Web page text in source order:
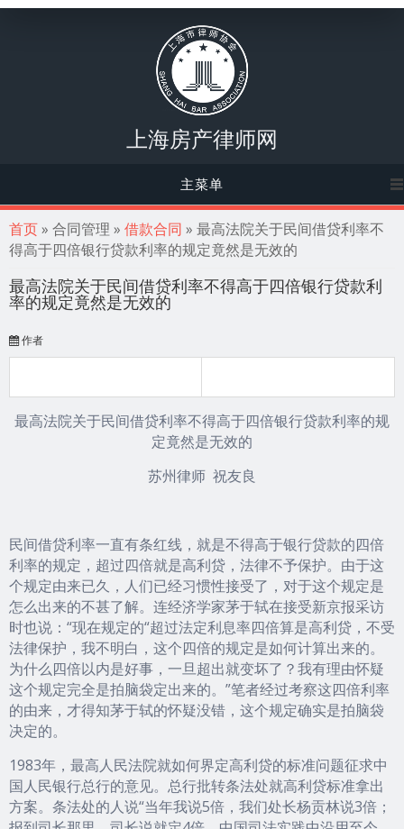
上海房产律师网
主菜单
你在这里
首页» 合同管理 » 借款合同 » 最高法院关于民间借贷利率不
得高于四倍银行贷款利率的规定竟然是无效的
最高法院关于民间借贷利率不得高于四倍银行贷款利
率的规定竟然是无效的
作者
最高法院关于民间借贷利率不得高于四倍银行贷款利率的规
定竟然是无效的
苏州律师 祝友良
民间借贷利率一直有条红线，就是不得高于银行贷款的四倍
利率的规定，超过四倍就是高利贷，法律不予保护。由于这
个规定由来已久，人们已经习惯性接受了，对于这个规定是
怎么出来的不甚了解。连经济学家茅于轼在接受新京报采访
时也说：“现在规定的“超过法定利息率四倍算是高利贷，不受
法律保护，我不明白，这个四倍的规定是如何计算出来的。
为什么四倍以内是好事，一旦超出就变坏了？我有理由怀疑
这个规定完全是拍脑袋定出来的。”笔者经过考察这四倍利率
的由来，才得知茅于轼的怀疑没错，这个规定确实是拍脑袋
决定的。
1983年，最高人民法院就如何界定高利贷的标准问题征求中
国人民银行总行的意见。总行批转条法处就高利贷标准拿出
方案。条法处的人说“当年我说5倍，我们处长杨贡林说3倍；